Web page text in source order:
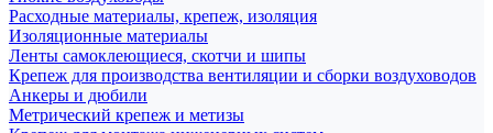
Расходные материалы, крепеж, изоляция
Изоляционные материалы
Ленты самоклеющиеся, скотчи и шипы
Крепеж для производства вентиляции и сборки воздуховодов
Анкеры и дюбили
Метрический крепеж и метизы